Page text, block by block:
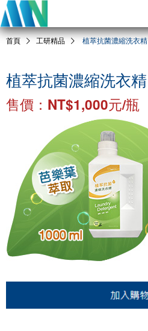
首頁 工研精品 植萃抗菌濃縮洗衣精
植萃抗菌濃縮洗衣精
售價：NT$1,000元/瓶